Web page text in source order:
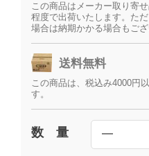
この商品はメーカー取り寄
程度で出荷いたします。た
場合は納期かかる場合もご
送料無料
この商品は、税込み4000円
す。
数 量 ━